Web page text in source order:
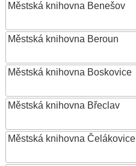
Městská knihovna Benešov
Městská knihovna Beroun
Městská knihovna Boskovice
Městská knihovna Břeclav
Městská knihovna Čelákovice